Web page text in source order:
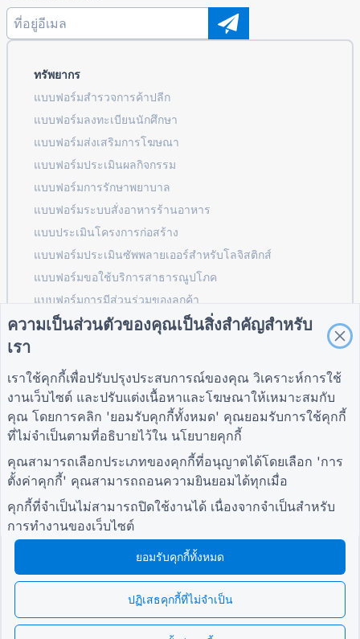
ทรัพยากร
แบบฟอร์มสำรวจการค้าปลีก
แบบฟอร์มลงทะเบียนนักศึกษา
แบบฟอร์มส่งเสริมการโฆษณา
แบบฟอร์มประเมินผลกิจกรรม
แบบฟอร์มการรักษาพยาบาล
แบบฟอร์มระบบสั่งอาหารร้านอาหาร
แบบประเมินโครงการก่อสร้าง
แบบฟอร์มประเมินซัพพลายเออร์สำหรับโลจิสติกส์
แบบฟอร์มขอใช้บริการสาธารณูปโภค
แบบฟอร์มการมีส่วนร่วมของลูกค้า
คำแนะนำ
ศูนย์ช่วยเหลือ
บล็อก
TIGER FORM คำ
แนะนำ
เกี่ยวกับเรา
ติดต่อเรา
เงื่อนไข
นโยบายความเป็นส่วน
ตัว
© 2026 QR Form Generator. All rights reserved.
ความเป็นส่วนตัวของคุณเป็นสิ่งสำคัญสำหรับ
เรา
เราใช้คุกกี้เพื่อปรับปรุงประสบการณ์ของคุณ วิเคราะห์การใช้
งานเว็บไซต์ และปรับแต่งเนื้อหาและโฆษณาให้เหมาะสมกับ
คุณ โดยการคลิก 'ยอมรับคุกกี้ทั้งหมด' คุณยอมรับการใช้คุกกี้
ที่ไม่จำเป็นตามที่อธิบายไว้ใน นโยบายคุกกี้
คุณสามารถเลือกประเภทของคุกกี้ที่อนุญาตได้โดยเลือก 'การ
ตั้งค่าคุกกี้' คุณสามารถถอนความยินยอมได้ทุกเมื่อ
คุกกี้ที่จำเป็นไม่สามารถปิดใช้งานได้ เนื่องจากจำเป็นสำหรับ
การทำงานของเว็บไซต์
ยอมรับคุกกี้ทั้งหมด
ปฏิเสธคุกกี้ที่ไม่จำเป็น